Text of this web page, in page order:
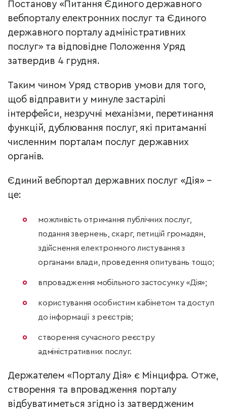
Постанову «Питання Єдиного державного
вебпорталу електронних послуг та Єдиного
державного порталу адміністративних
послуг» та відповідне Положення Уряд
затвердив 4 грудня.
Таким чином Уряд створив умови для того,
щоб відправити у минуле застарілі
інтерфейси, незручні механізми, перетинання
функцій, дублювання послуг, які притаманні
численним порталам послуг державних
органів.
Єдиний вебпортал державних послуг «Дія» –
це:
можливість отримання публічних послуг,
подання звернень, скарг, петицій громадян,
здійснення електронного листування з
органами влади, проведення опитувань тощо;
впровадження мобільного застосунку «Дія»;
користування особистим кабінетом та доступ
до інформації з реєстрів;
створення сучасного реєстру
адміністративних послуг.
Держателем «Порталу Дія» є Мінцифра. Отже,
створення та впровадження порталу
відбуватиметься згідно із затвердженим